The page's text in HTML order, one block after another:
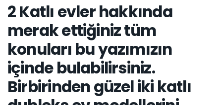
2 Katlı evler hakkında
merak ettiğiniz tüm
konuları bu yazımızın
içinde bulabilirsiniz.
Birbirinden güzel iki katlı